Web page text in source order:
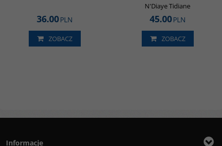
36.00PLN
ZOBACZ
N'Diaye Tidiane
45.00PLN
ZOBACZ
Informacje